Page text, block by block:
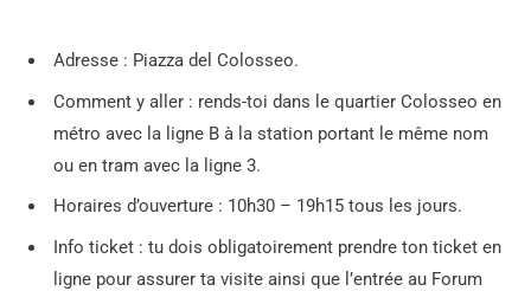
Adresse : Piazza del Colosseo.
Comment y aller : rends-toi dans le quartier Colosseo en
métro avec la ligne B à la station portant le même nom
ou en tram avec la ligne 3.
Horaires d’ouverture : 10h30 – 19h15 tous les jours.
Info ticket : tu dois obligatoirement prendre ton ticket en
ligne pour assurer ta visite ainsi que l’entrée au Forum